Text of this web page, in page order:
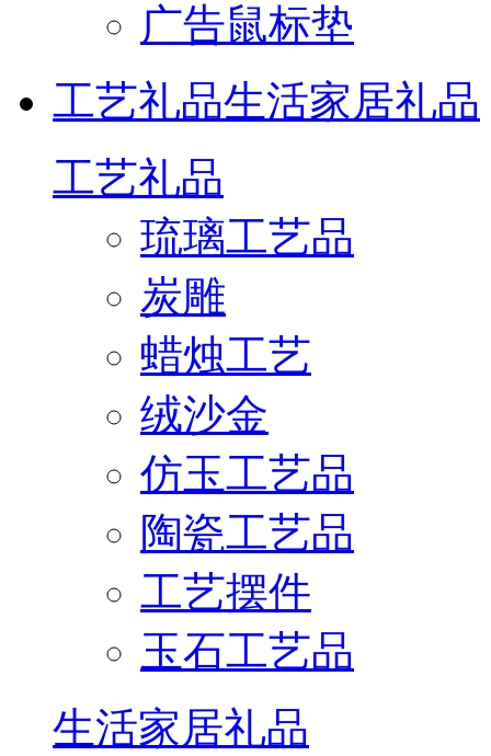
广告鼠标垫
工艺礼品生活家居礼品
工艺礼品
琉璃工艺品
炭雕
蜡烛工艺
绒沙金
仿玉工艺品
陶瓷工艺品
工艺摆件
玉石工艺品
生活家居礼品